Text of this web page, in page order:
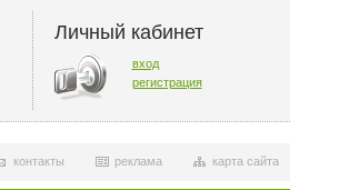
Личный кабинет
вход
регистрация
карта сайта
реклама
контакты